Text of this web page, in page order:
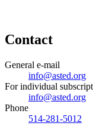
Contact
General e-mail
info@asted.org
For individual
info@asted.org
Phone
514-281-5012